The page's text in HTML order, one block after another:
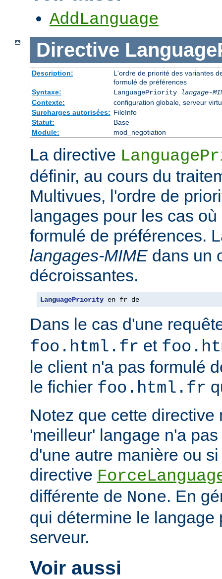
AddLanguage
Directive
Description:
L'ordre de priorité des variantes
formulé de préférences
Syntaxe:
LanguagePriority
langage-
Contexte:
configuration globale, serveur
Surcharges autorisées: FileInfo
Statut:
Base
Module:
mod_negotiation
La directive
définir, au cours du
Multivues, l'ordre de
langages pour les cas
formulé de préférences.
langages-MIME dans un
décroissantes.
LanguagePriority en fr de
Dans le cas d'une
foo.html.fr et
le client n'a pas formulé
le fichier foo.html.fr
Notez que cette directive
'meilleur' langage n'a
d'une autre manière ou
directive
différente de None. En
qui détermine le langage
serveur.
Voir aussi